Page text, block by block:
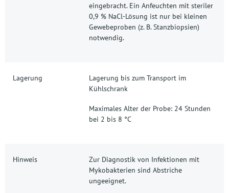
eingebracht. Ein Anfeuchten mit steriler
0,9 % NaCl-Lösung ist nur bei kleinen
Gewebeproben (z. B. Stanzbiopsien)
notwendig.
Lagerung
Lagerung bis zum Transport im
Kühlschrank
Maximales Alter der Probe: 24 Stunden
bei 2 bis 8 °C
Hinweis
Zur Diagnostik von Infektionen mit
Mykobakterien sind Abstriche
ungeeignet.